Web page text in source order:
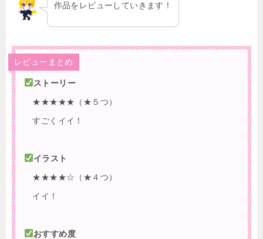
作品をレビューしていきます！
レビューまとめ
ストーリー
★★★★★（★５つ）
すごくイイ！
イラスト
★★★★☆（★４つ）
イイ！
おすすめ度